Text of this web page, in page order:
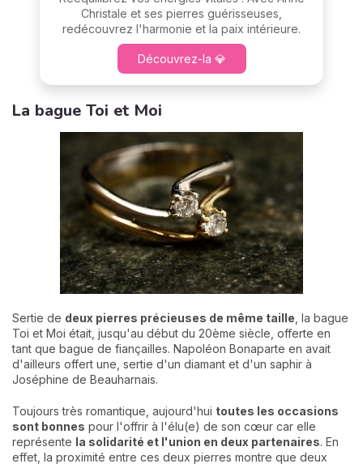
Christale et ses pierres guérisseuses,
redécouvrez l'harmonie et la paix intérieure.
Découvrez-la 💎
La bague Toi et Moi
Sertie de deux pierres précieuses de même taille , la bague
Toi et Moi était, jusqu'au début du 20ème siècle, offerte en
tant que bague de fiançailles. Napoléon Bonaparte en avait
d'ailleurs offert une, sertie d'un diamant et d'un saphir à
Joséphine de Beauharnais.
Toujours très romantique, aujourd'hui toutes les occasions
sont bonnes pour l'offrir à l'élu(e) de son cœur car elle
représente la solidarité et l'union en deux partenaires. En
effet, la proximité entre ces deux pierres montre que deux